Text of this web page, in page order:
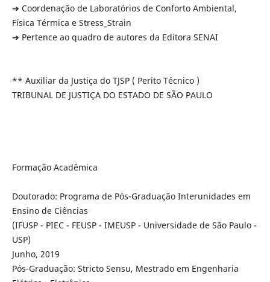
➔ Coordenação de Laboratórios de Conforto Ambiental,
Física Térmica e Stress_Strain
➔ Pertence ao quadro de autores da Editora SENAI
** Auxiliar da Justiça do TJSP ( Perito Técnico )
TRIBUNAL DE JUSTIÇA DO ESTADO DE SÃO PAULO
Formação Acadêmica
Doutorado: Programa de Pós-Graduação Interunidades em
Ensino de Ciências
(IFUSP - PIEC - FEUSP - IMEUSP - Universidade de São Paulo -
USP)
Junho, 2019
Pós-Graduação: Stricto Sensu, Mestrado em Engenharia